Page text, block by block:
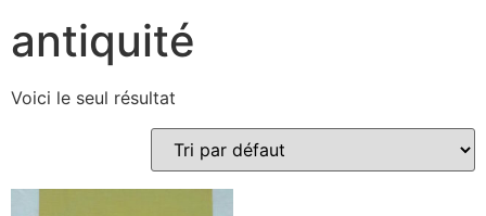
antiquité
Voici le seul résultat